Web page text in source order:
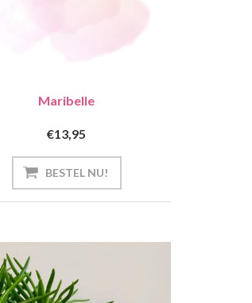
Maribelle
€13,95